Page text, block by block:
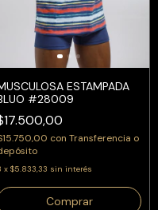
ESTAMPADA
#28009
con Transferencia o
x $5.833,33 sin interés
Comprar